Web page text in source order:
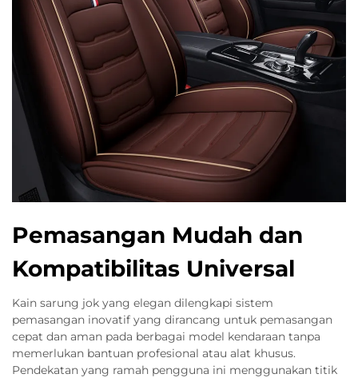
Pemasangan Mudah dan
Kompatibilitas Universal
Kain sarung jok yang elegan dilengkapi sistem
pemasangan inovatif yang dirancang untuk pemasangan
cepat dan aman pada berbagai model kendaraan tanpa
memerlukan bantuan profesional atau alat khusus.
Pendekatan yang ramah pengguna ini menggunakan titik